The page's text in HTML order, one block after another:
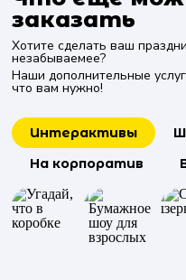
заказать
Хотите сделать ваш
незабываемее?
Наши дополнительные
что вам нужно!
Интерактивы
На корпоратив